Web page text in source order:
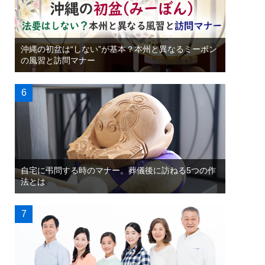
沖縄の初盆は“しない”が基本？本州と異なるミーボン
の風習と訪問マナー
自宅に弔問する時のマナー。葬儀後に訪ねる5つの作
法とは